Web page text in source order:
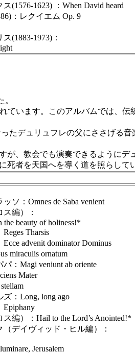
(1576-1623) ：When David heard
：レクイエム Op. 9
1973)：
ています。このアルバムでは、
デュリュフレの父にささげる
、教会でも演奏できるように
者を天国へを導く道を照らして
ソ：Omnes de Saba venient
編）：
beauty of holiness!*
Tharsis
advenit dominator Dominus
miraculis ornatum
：Magi veniunt ab oriente
Mater
：Long, long ago
編）：Hail to the Lord’s Anointed!*
デイヴィッド・ヒル編）：
Jerusalem